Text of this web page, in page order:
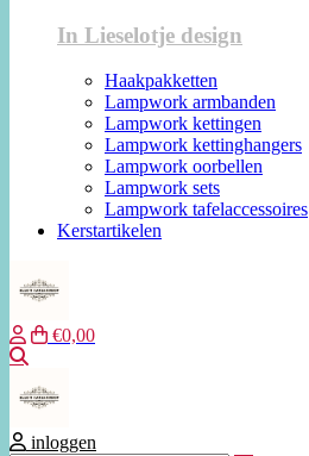
In Lieselotje design
Haakpakketten
Lampwork armbanden
Lampwork kettingen
Lampwork kettinghangers
Lampwork oorbellen
Lampwork sets
Lampwork tafelaccessoires
Kerstartikelen
€0,00
inloggen